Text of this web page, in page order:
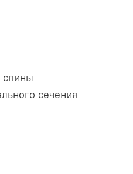
спины
сечения